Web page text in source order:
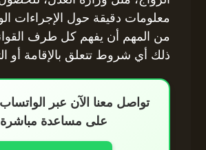
معلومات دقيقة حول الإجراءات
من المهم أن يفهم كل طرف
ذلك أي شروط تتعلق بالإقامة أو
تواصل معنا الآن عبر
على مساعدة